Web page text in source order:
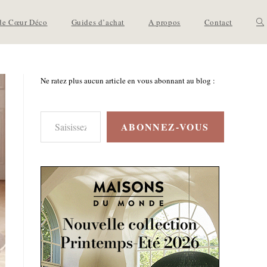
Cœur Déco Guides d’achat A propos Contact
Ne ratez plus aucun article en vous abonnant au blog :
ABONNEZ-VOUS